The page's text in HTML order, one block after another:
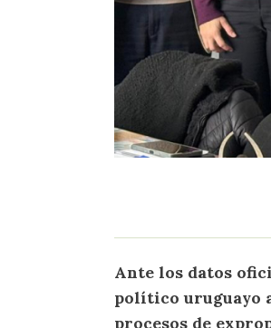
Ante los datos
político uruguayo
procesos de